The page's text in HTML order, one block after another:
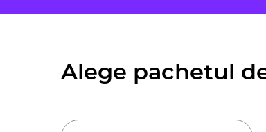
Alege pachetul